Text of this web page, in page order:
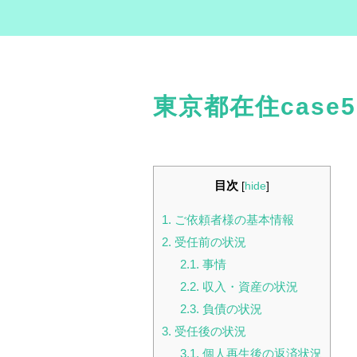
東京都在住
目次 [hide]
1. ご依頼者様の基本情報
2. 受任前の状況
2.1. 事情
2.2. 収入・資産の状況
2.3. 負債の状況
3. 受任後の状況
3.1. 個人再生後の返済状況